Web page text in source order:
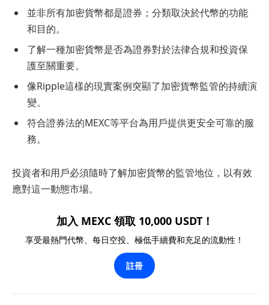
並非所有加密貨幣都是證券；分類取決於代幣的功能
和目的。
了解一種加密貨幣是否為證券對於法律合規和投資保
護至關重要。
像Ripple這樣的現實案例突顯了加密貨幣監管的持續演
變。
符合證券法的MEXC等平台為用戶提供更安全可靠的服
務。
投資者和用戶必須隨時了解加密貨幣的監管地位，以有效
應對這一動態市場。
加入 MEXC 領取 10,000 USDT！
享受最熱門代幣、每日空投、極低手續費和充足的流動性！
註冊